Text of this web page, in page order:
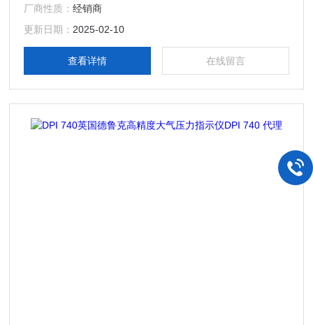
厂商性质：经销商
更新日期： 2025-02-10
查看详情 在线留言